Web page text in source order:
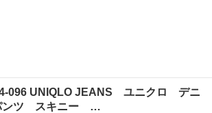
096 UNIQLO JEANS ユニクロ デニ
ンツ スキニー …